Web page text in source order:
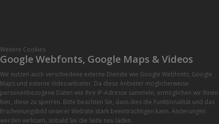
Weitere Cookies
Google Webfonts, Google Maps & Videos
Wir nutzen auch verschiedene externe Dienste wie Google Webfonts, Google
Maps und externe Videoanbieter. Da diese Anbieter möglicherweise
personenbezogene Daten wie Ihre IP-Adresse sammeln, ermöglichen wir Ihnen
hier, diese zu sperren. Bitte beachten Sie, dass dies die Funktionalität und das
Erscheinungsbild unserer Website stark beeinträchtigen kann. Änderungen
werden wirksam, sobald Sie die Seite neu laden.